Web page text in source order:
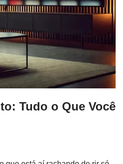
Tudo o Que Você